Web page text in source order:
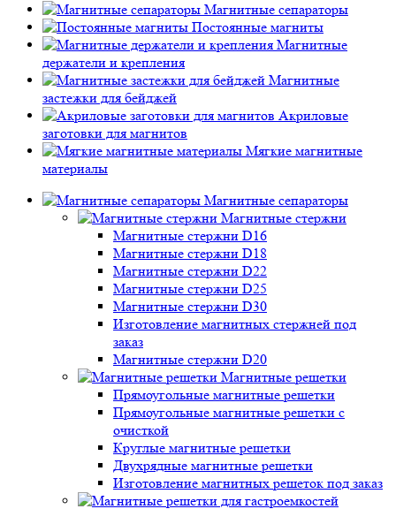
Магнитные сепараторы
Постоянные магниты
Магнитные
держатели и крепления
Магнитные
застежки для бейджей
Акриловые
заготовки для магнитов
Мягкие магнитные
материалы
Магнитные сепараторы
Магнитные стержни
Магнитные стержни D16
Магнитные стержни D18
Магнитные стержни D22
Магнитные стержни D25
Магнитные стержни D30
Изготовление магнитных стержней под
заказ
Магнитные стержни D20
Магнитные решетки
Прямоугольные магнитные решетки
Прямоугольные магнитные решетки с
очисткой
Круглые магнитные решетки
Двухрядные магнитные решетки
Изготовление магнитных решеток под заказ